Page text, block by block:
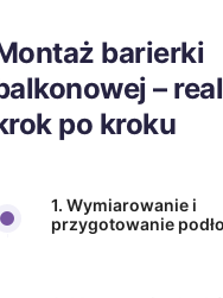
barierki
–
po kroku
1. Wymiarowanie i
przygotowanie